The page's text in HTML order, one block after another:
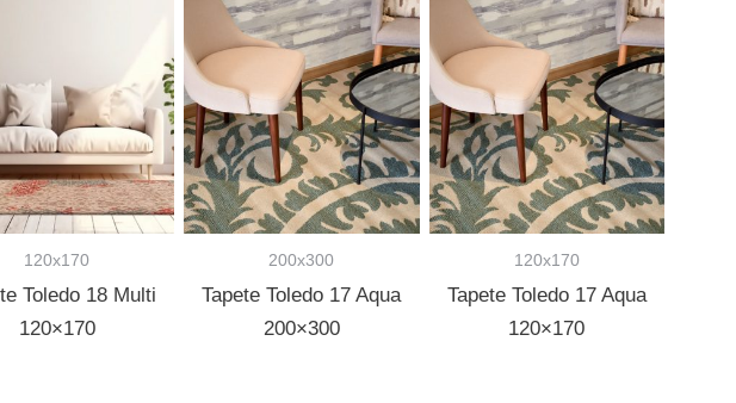
120x170
Toledo 18 Multi
120×170
200x300
Tapete Toledo 17 Aqua
200×300
120x170
Tapete Toledo 17 Aqua
120×170